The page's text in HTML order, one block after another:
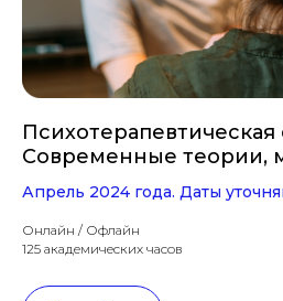
Психотерапевтическая
Современные теории,
Апрель 2024 года. Даты
Онлайн / Офлайн
125 академических часов